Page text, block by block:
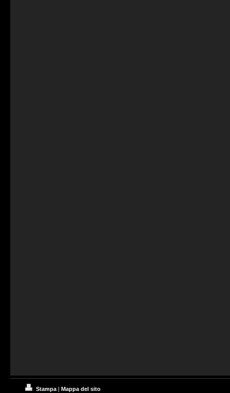
Stampa
Mappa del sito